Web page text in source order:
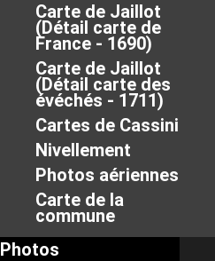
Carte de Jaillot
(Détail carte de
France - 1690)
Carte de Jaillot
(Détail carte des
évéchés - 1711)
Cartes de Cassini
Nivellement
Photos aériennes
Carte de la
commune
Photos